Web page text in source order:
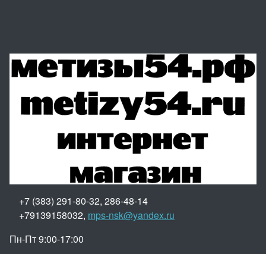
+7 (383) 291-80-32, 286-48-14
+79139158032, mps-nsk@yandex.ru
Пн-Пт 9:00-17:00